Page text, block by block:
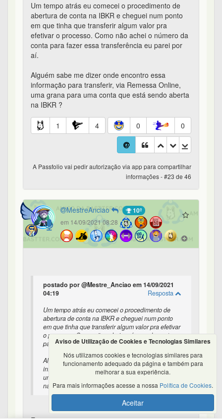
Um tempo atrás eu comecei o procedimento de
abertura de conta na IBKR e cheguei num ponto
em que tinha que transferir algum valor pra
efetivar o processo. Como não achei o número da
conta para fazer essa transferência eu parei por
aí.
Alguém sabe me dizer onde encontro essa
informação para transferir, via Remessa Online,
uma grana para uma conta que está sendo aberta
na IBKR ?
1 4 0 0
A Passfolio vai pedir autorização via app para compartilhar
informações - #23 de 46
MestreAnciao 10º
em 14/09/2021 08:28
postado por @Mestre_Anciao em 14/09/2021
04:19
Resposta
Um tempo atrás eu comecei o procedimento de
abertura de conta na IBKR e cheguei num ponto
em que tinha que transferir algum valor pra efetivar
o processo. Como não achei o número da conta
para fazer essa transferência eu parei por aí.
Alguém sabe me dizer onde encontro essa
informação para transferir, via Remessa Online,
uma grana para uma conta que está sendo aberta
na IBKR ?
Aviso de Utilização de Cookies e Tecnologias Similares
Nós utilizamos cookies e tecnologias similares para
funcionamento adequado da página e também para
melhorar a sua experiência.
Para mais informações acesse a nossa Política de Cookies.
Aceitar